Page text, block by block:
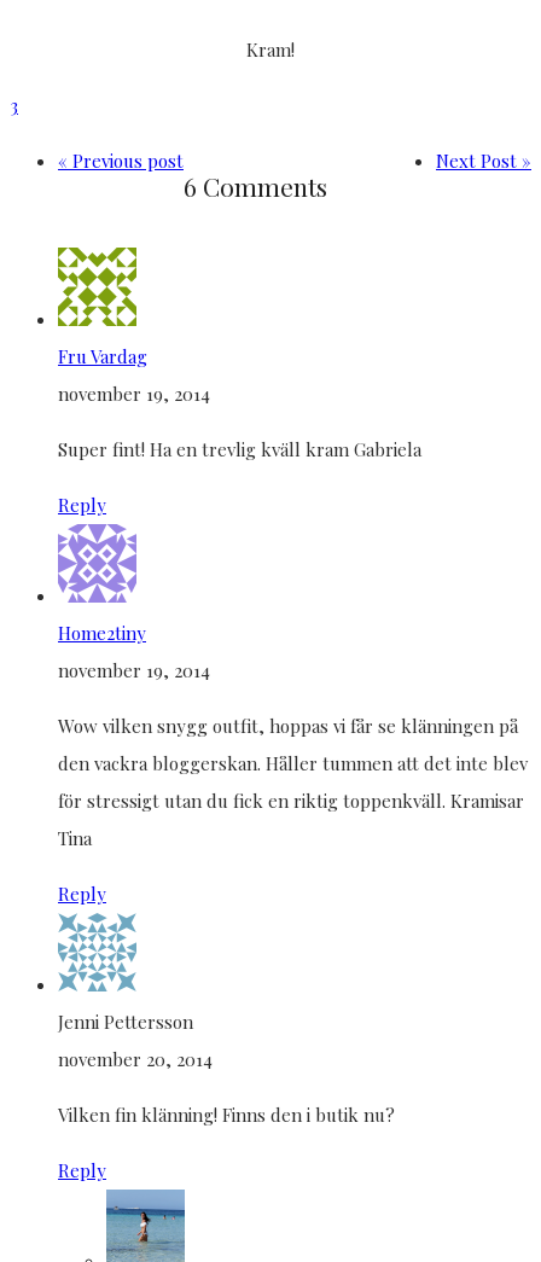
Kram!
3
« Previous post Next Post »
6 Comments
Fru Vardag
november 19, 2014
Super fint! Ha en trevlig kväll kram Gabriela
Reply
Home2tiny
november 19, 2014
Wow vilken snygg outfit, hoppas vi får se klänningen på
den vackra bloggerskan. Håller tummen att det inte blev
för stressigt utan du fick en riktig toppenkväll. Kramisar
Tina
Reply
Jenni Pettersson
november 20, 2014
Vilken fin klänning! Finns den i butik nu?
Reply